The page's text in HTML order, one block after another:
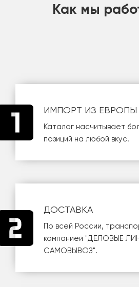
Как мы
ИМПОРТ ИЗ ЕВРОПЫ
Каталог насчитывает
позиций на любой вкус.
ДОСТАВКА
По всей России,
компанией "ДЕЛОВЫЕ
САМОВЫВОЗ".